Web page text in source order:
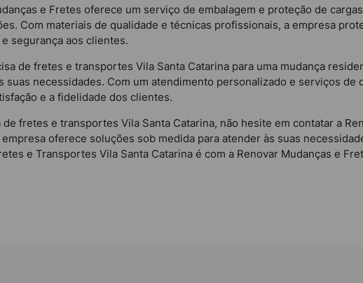
e Fretes oferece um serviço de embalagem e proteção de
Com materiais de qualidade e técnicas profissionais, a empresa
segurança aos clientes.
de fretes e transportes Vila Santa Catarina para uma mudança
suas necessidades. Com um atendimento personalizado e serviços
e a fidelidade dos clientes.
fretes e transportes Vila Santa Catarina, não hesite em contatar a
oferece soluções sob medida para atender às suas
e Transportes Vila Santa Catarina é com a Renovar Mudanças e